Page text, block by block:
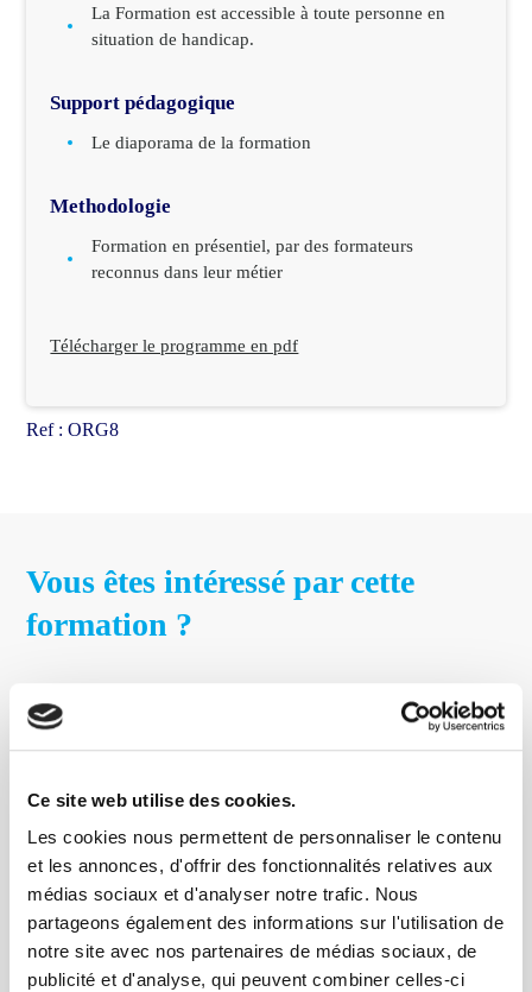
Ce site web utilise des cookies.
Les cookies nous permettent de personnaliser le contenu
et les annonces, d'offrir des fonctionnalités relatives aux
médias sociaux et d'analyser notre trafic. Nous
partageons également des informations sur l'utilisation de
notre site avec nos partenaires de médias sociaux, de
publicité et d'analyse, qui peuvent combiner celles-ci
La Formation est accessible à toute personne en
situation de handicap.
Support pédagogique
Le diaporama de la formation
Methodologie
Formation en présentiel, par des formateurs
reconnus dans leur métier
Télécharger le programme en pdf
Ref :ORG8
Vous êtes intéressé par cette
formation ?
Votre civilité*
Votre fonction